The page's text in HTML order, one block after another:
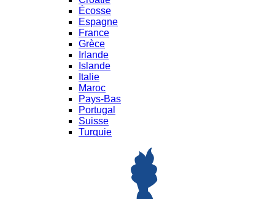
Écosse
Espagne
France
Grèce
Irlande
Islande
Italie
Maroc
Pays-Bas
Portugal
Suisse
Turquie